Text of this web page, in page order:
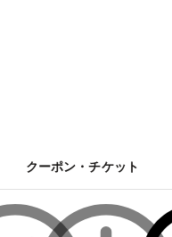
クーポン・チケット